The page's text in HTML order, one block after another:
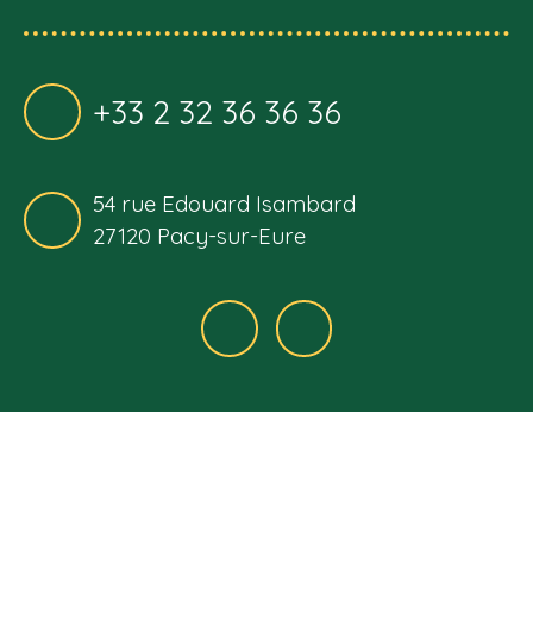
+33 2 32 36 36 36
54 rue Edouard Isambard
27120 Pacy-sur-Eure